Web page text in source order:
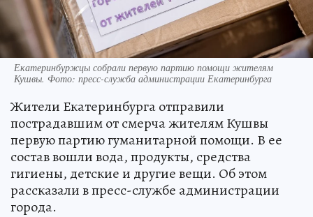
Екатеринбуржцы собрали первую партию помощи жителям
Кушвы. Фото: пресс-служба администрации Екатеринбурга
Жители Екатеринбурга отправили
пострадавшим от смерча жителям Кушвы
первую партию гуманитарной помощи. В ее
состав вошли вода, продукты, средства
гигиены, детские и другие вещи. Об этом
рассказали в пресс-службе администрации
города.